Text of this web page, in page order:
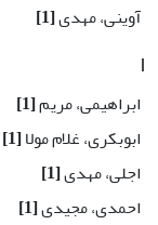
آوینی، مهدی[1]
ا
ابراهیمی، مریم[1]
ابوبکری، غلام مولا[1]
اجلی، مهدی[1]
احمدی، مجیدی[1]